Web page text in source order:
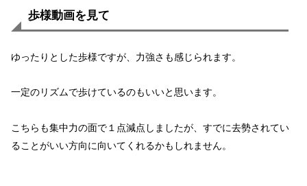
歩様動画を見て
ゆったりとした歩様ですが、力強さも感じられます。
一定のリズムで歩けているのもいいと思います。
こちらも集中力の面で１点減点しましたが、すでに去勢されてい
ることがいい方向に向いてくれるかもしれません。